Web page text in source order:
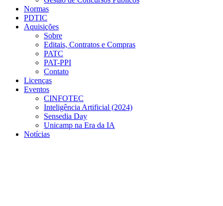
Normas
PDTIC
Aquisições
Sobre
Editais, Contratos e Compras
PATC
PAT-PPI
Contato
Licenças
Eventos
CINFOTEC
Inteligência Artificial (2024)
Sensedia Day
Unicamp na Era da IA
Notícias